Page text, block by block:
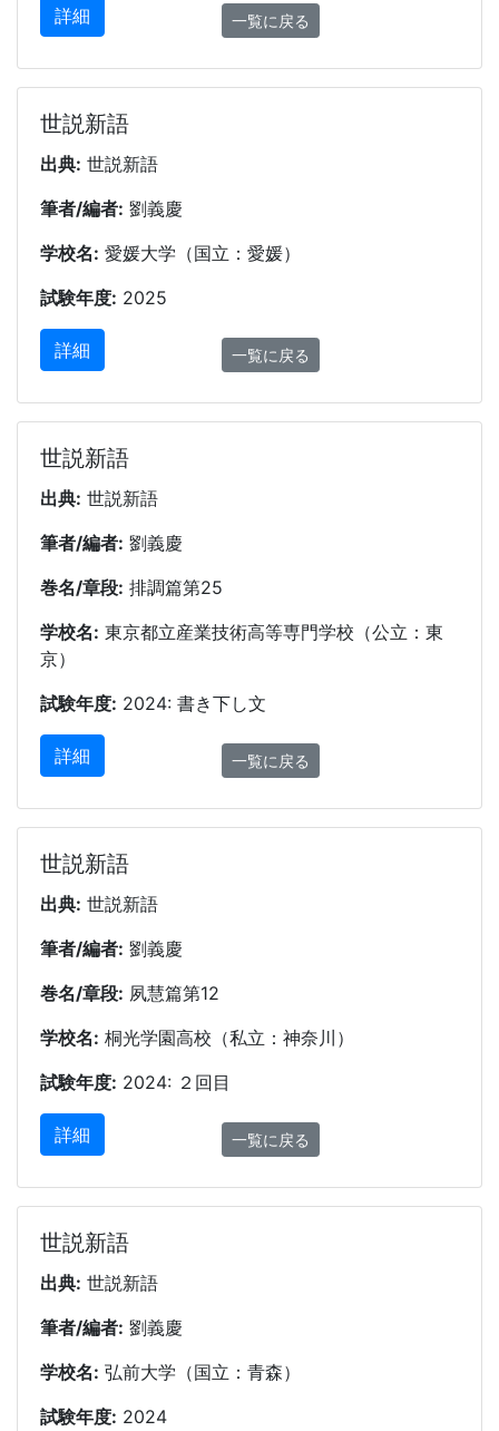
詳細 一覧に戻る
世説新語
出典: 世説新語
筆者/編者: 劉義慶
学校名: 愛媛大学（国立：愛媛）
試験年度: 2025
詳細 一覧に戻る
世説新語
出典: 世説新語
筆者/編者: 劉義慶
巻名/章段: 排調篇第25
学校名: 東京都立産業技術高等専門学校（公立：東
京）
試験年度: 2024: 書き下し文
詳細 一覧に戻る
世説新語
出典: 世説新語
筆者/編者: 劉義慶
巻名/章段: 夙慧篇第12
学校名: 桐光学園高校（私立：神奈川）
試験年度: 2024: ２回目
詳細 一覧に戻る
世説新語
出典: 世説新語
筆者/編者: 劉義慶
学校名: 弘前大学（国立：青森）
試験年度: 2024